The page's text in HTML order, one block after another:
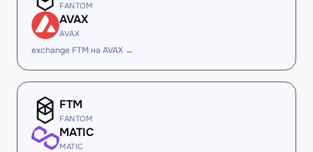
FANTOM
AVAX
AVAX
exchange FTM на AVAX →
FTM
FANTOM
MATIC
MATIC